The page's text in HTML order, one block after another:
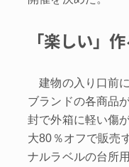
「楽しい」
建物の入り口前
ブランドの各商品
封で外箱に軽い傷
大80％オフで販売
ナルラベルの台所